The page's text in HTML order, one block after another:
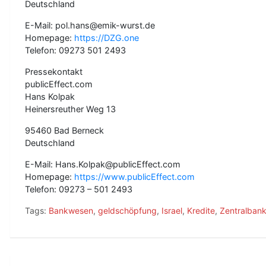
Deutschland
E-Mail: pol.hans@emik-wurst.de
Homepage: https://DZG.one
Telefon: 09273 501 2493
Pressekontakt
publicEffect.com
Hans Kolpak
Heinersreuther Weg 13
95460 Bad Berneck
Deutschland
E-Mail: Hans.Kolpak@publicEffect.com
Homepage: https://www.publicEffect.com
Telefon: 09273 – 501 2493
Tags: Bankwesen, geldschöpfung, Israel, Kredite,